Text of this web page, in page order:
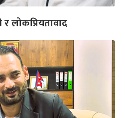
लोकप्रियतावाद